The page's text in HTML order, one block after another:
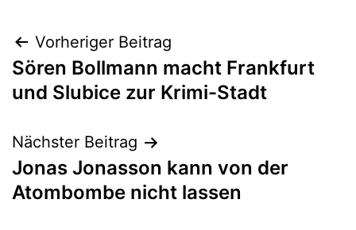
Beitragsnavigation
Vorheriger Beitrag
Sören Bollmann macht Frankfurt
und Slubice zur Krimi-Stadt
Nächster Beitrag
Jonas Jonasson kann von der
Atombombe nicht lassen